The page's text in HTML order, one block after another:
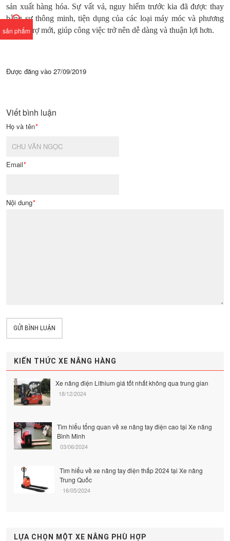
sản phẩm
sản xuất hàng hóa. Sự vất vả, nguy hiểm trước kia đã được thay
bằng sự thông minh, tiện dụng của các loại máy móc và phương
tiện hỗ trợ mới, giúp công việc trở nên dễ dàng và thuận lợi hơn.
Được đăng vào 27/09/2019
Viết bình luận
Họ và tên*
Email*
Nội dung*
GỬI BÌNH LUẬN
KIẾN THỨC XE NÂNG HÀNG
Xe nâng điện Lithium giá tốt nhất không qua trung gian
18/12/2024
Tìm hiểu tổng quan về xe nâng tay điện cao tại Xe nâng
Bình Minh
03/06/2024
Tìm hiểu về xe nâng tay điện thấp 2024 tại Xe nâng
Trung Quốc
16/05/2024
LỰA CHỌN MỘT XE NÂNG PHÙ HỢP